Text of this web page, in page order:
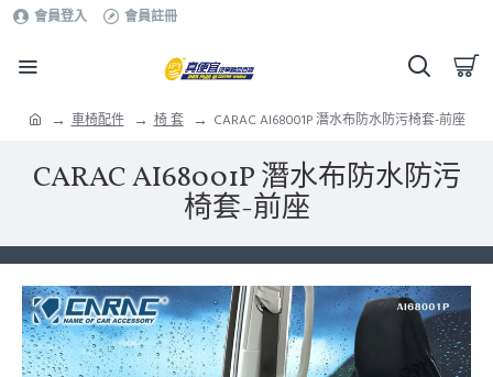
會員登入 會員註冊
車椅配件 椅 套 CARAC AI68001P 潛水布防水防污椅套-前座
CARAC AI68001P 潛水布防水防污
椅套-前座